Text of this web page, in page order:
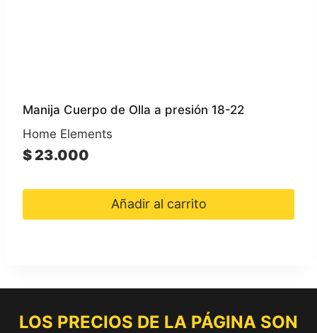
Manija Cuerpo de Olla a presión 18-22
Home Elements
$23.000
Añadir al carrito
LOS PRECIOS DE LA PÁGINA SON